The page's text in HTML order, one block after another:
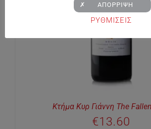
Κτήμα Κυρ Γιάννη The
€13.60
ΡΥΘΜΙΣΕΙΣ
✗ ΑΠΟΡΡΙΨΗ